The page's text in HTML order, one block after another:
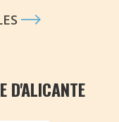
D'ALICANTE